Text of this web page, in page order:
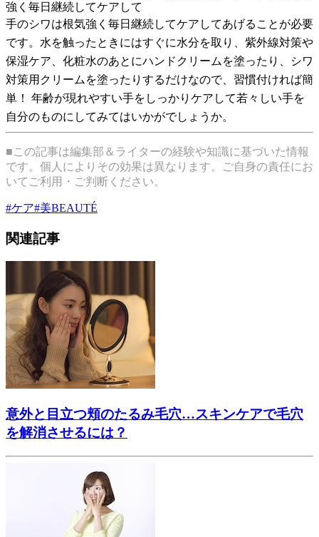
強く毎日継続してケアして
手のシワは根気強く毎日継続してケアしてあげることが必要
です。水を触ったときにはすぐに水分を取り、紫外線対策や
保湿ケア、化粧水のあとにハンドクリームを塗ったり、シワ
対策用クリームを塗ったりするだけなので、習慣付ければ簡
単！ 年齢が現れやすい手をしっかりケアして若々しい手を
自分のものにしてみてはいかがでしょうか。
■この記事は編集部＆ライターの経験や知識に基づいた情報
です。個人によりその効果は異なります。ご自身の責任にお
いてご利用・ご判断ください。
#ケア#美BEAUTÉ
関連記事
意外と目立つ頬のたるみ毛穴…スキンケアで毛穴
を解消させるには？